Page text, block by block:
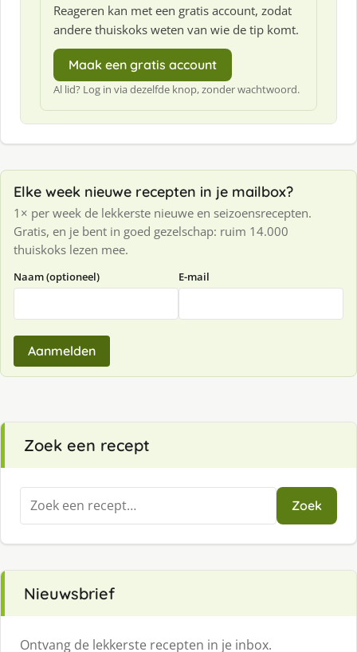
Reageren kan met een gratis account, zodat
andere thuiskoks weten van wie de tip komt.
Maak een gratis account
Al lid? Log in via dezelfde knop, zonder wachtwoord.
Elke week nieuwe recepten in je mailbox?
1× per week de lekkerste nieuwe en seizoensrecepten.
Gratis, en je bent in goed gezelschap: ruim 14.000
thuiskoks lezen mee.
Naam (optioneel) E-mail
Aanmelden
Zoek een recept
Zoeken
naar:
Zoek
Nieuwsbrief
Ontvang de lekkerste recepten in je inbox.